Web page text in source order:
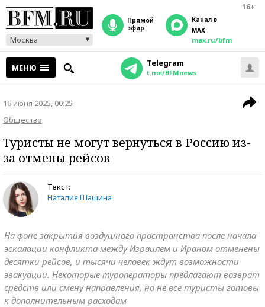
16+
Москва
прямой
эфир
Канал в
MAX
max.ru/bfm
МЕНЮ Telegram
t.me/BFMnews
16 июня 2025, 00:25
Общество
Туристы не могут вернуться в Россию из-
за отмены рейсов
Текст:
Наталия Шашина
На фоне закрытия воздушного пространства после начала
эскалации конфликта между Израилем и Ираном отменены
десятки рейсов, и тысячи человек ждут возможности
эвакуации. Некоторые туроператоры предлагают возврат
средств или смену направления, но не все туристы готовы
к дополнительным расходам